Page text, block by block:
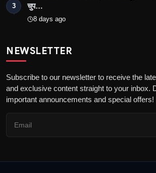
3
चुप…
8 days ago
NEWSLETTER
Subscribe to our newsletter to receive the
and exclusive content straight to your inbox.
important announcements and special offers!